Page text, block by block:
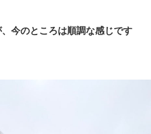
今のところは順調な感じです